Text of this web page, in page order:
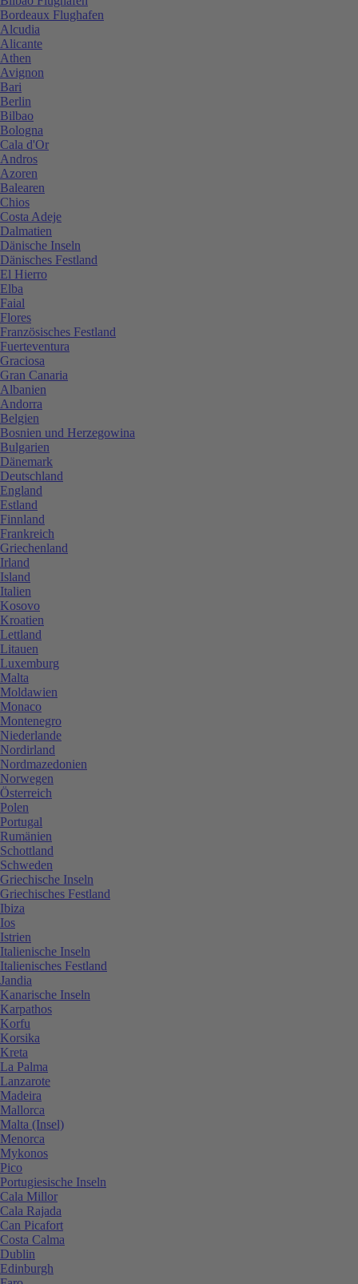
Bordeaux Flughafen
Alcudia
Alicante
Athen
Avignon
Bari
Berlin
Bilbao
Bologna
Cala d'Or
Andros
Azoren
Balearen
Chios
Costa Adeje
Dalmatien
Dänische Inseln
Dänisches Festland
El Hierro
Elba
Faial
Flores
Französisches Festland
Fuerteventura
Graciosa
Gran Canaria
Albanien
Andorra
Belgien
Bosnien und Herzegowina
Bulgarien
Dänemark
Deutschland
England
Estland
Finnland
Frankreich
Griechenland
Irland
Island
Italien
Kosovo
Kroatien
Lettland
Litauen
Luxemburg
Malta
Moldawien
Monaco
Montenegro
Niederlande
Nordirland
Nordmazedonien
Norwegen
Österreich
Polen
Portugal
Rumänien
Schottland
Schweden
Griechische Inseln
Griechisches Festland
Ibiza
Ios
Istrien
Italienische Inseln
Italienisches Festland
Jandia
Kanarische Inseln
Karpathos
Korfu
Korsika
Kreta
La Palma
Lanzarote
Madeira
Mallorca
Malta (Insel)
Menorca
Mykonos
Pico
Portugiesische Inseln
Cala Millor
Cala Rajada
Can Picafort
Costa Calma
Dublin
Edinburgh